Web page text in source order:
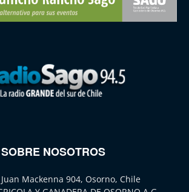
SOBRE NOSOTROS
Mackenna 904, Osorno, Chile